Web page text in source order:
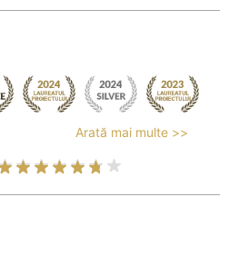
Arată mai multe >>